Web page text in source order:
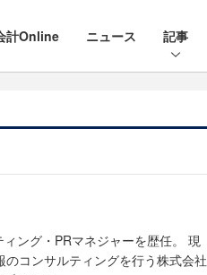
計Online ニュース 記事
ング・PRマネジャーを歴任。 現
コンサルティングを行う株式会社